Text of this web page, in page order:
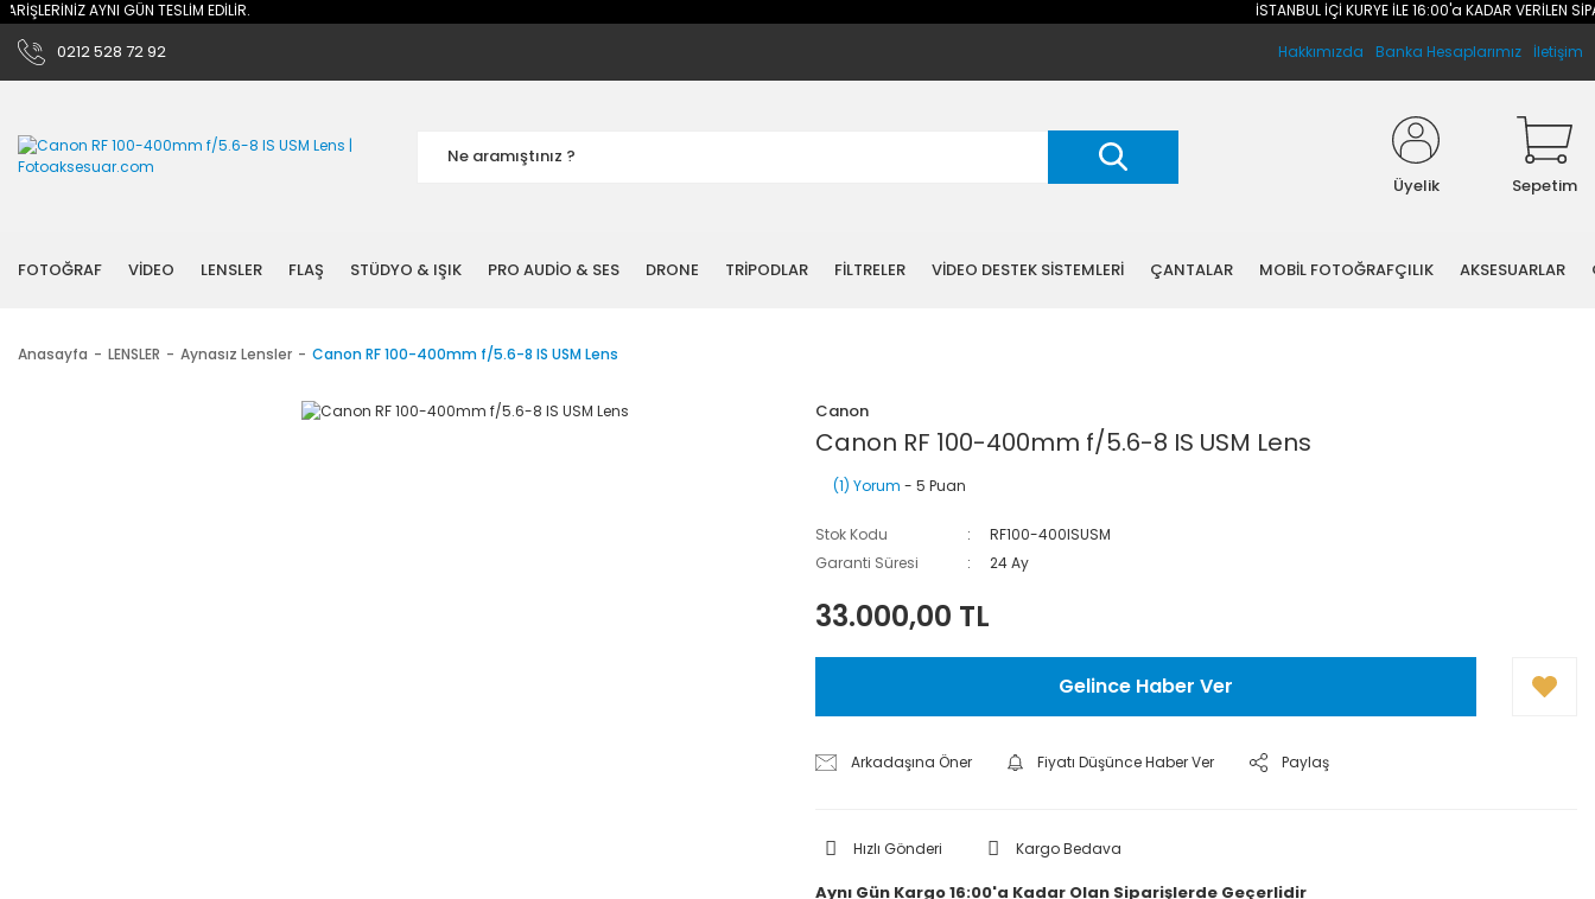
AYNI GÜN TESLİM EDİLİR. İSTANBUL İÇİ KURYE İLE 16:00'a KADAR VERİLEN
0212 528 72 92 Hakkımızda Banka Hesaplarımız İletişim
Üyelik Sepetim
FOTOĞRAF VİDEO LENSLER FLAŞ STÜDYO & IŞIK PRO AUDİO & SES DRONE TRİPODLAR FİLTRELER VİDEO DESTEK SİSTEMLERİ ÇANTALAR MOBİL FOTOĞRAFÇILIK AKSESUARLAR
Anasayfa LENSLER Aynasız Lensler Canon RF 100-400mm f/5.6-8 IS USM Lens
Canon
Canon RF 100-400mm f/5.6-8 IS USM Lens
(1) Yorum - 5 Puan
Stok Kodu
RF100-400ISUSM
Garanti Süresi
24 Ay
33.000,00 TL
Gelince Haber Ver
Arkadaşına Öner Fiyatı Düşünce Haber Ver Paylaş
Hızlı Gönderi Kargo Bedava
Aynı Gün Kargo 16:00'a Kadar Olan Siparişlerde Geçerlidir